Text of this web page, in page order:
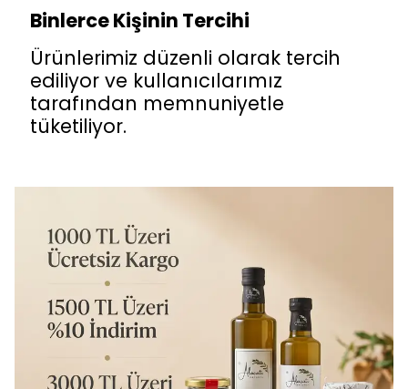
Binlerce Kişinin Tercihi
Ürünlerimiz düzenli olarak tercih
ediliyor ve kullanıcılarımız
tarafından memnuniyetle
tüketiliyor.